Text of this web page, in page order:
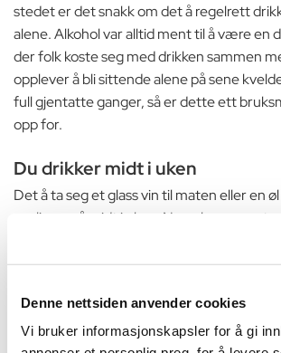
Denne nettsiden anvender cookies
Vi bruker informasjonskapsler for å gi
stedet er det snakk om det å regelrett
alene. Alkohol var alltid ment til å være en
der folk koste seg med drikken sammen
opplever å bli sittende alene på sene
full gjentatte ganger, så er dette ett
opp for.
Du drikker midt i uken
Det å ta seg et glass vin til maten eller en
vanlig, også midt i uken. Noen koser seg
alkoholholdig drikke på sommeren for
midt i en jobbuke, og en drikker uten at
seg selv. Det er fort gjort å finne en grunn
spør deg selv om dette er en reell grunn,